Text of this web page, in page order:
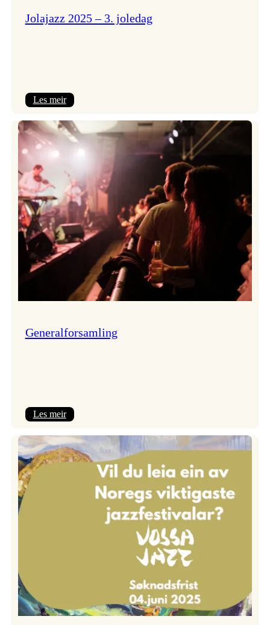
Jolajazz 2025 – 3. joledag
Les meir:
2025
–
joledag
Generalforsamling
Les meir: